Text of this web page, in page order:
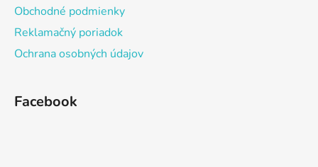
Obchodné podmienky
Reklamačný poriadok
Ochrana osobných údajov
Facebook